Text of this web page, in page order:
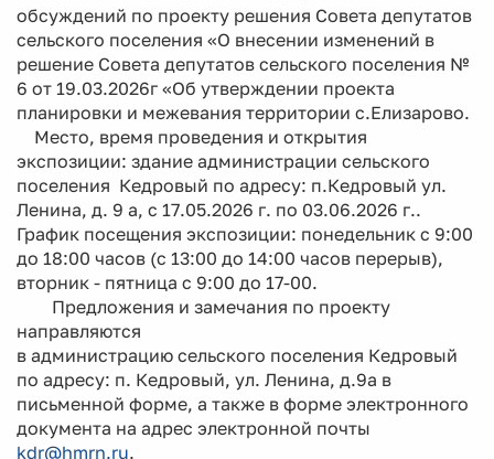
обсуждений по проекту решения Совета депутатов
сельского поселения «О внесении изменений в
решение Совета депутатов сельского поселения №
6 от 19.03.2026г «Об утверждении проекта
планировки и межевания территории с.Елизарово.
Место, время проведения и открытия
экспозиции: здание администрации сельского
поселения Кедровый по адресу: п.Кедровый ул.
Ленина, д. 9 а, с 17.05.2026 г. по 03.06.2026 г..
График посещения экспозиции: понедельник с 9:00
до 18:00 часов (с 13:00 до 14:00 часов перерыв),
вторник - пятница с 9:00 до 17-00.
Предложения и замечания по проекту
направляются
в администрацию сельского поселения Кедровый
по адресу: п. Кедровый, ул. Ленина, д.9а в
письменной форме, а также в форме электронного
документа на адрес электронной почты
kdr@hmrn.ru.